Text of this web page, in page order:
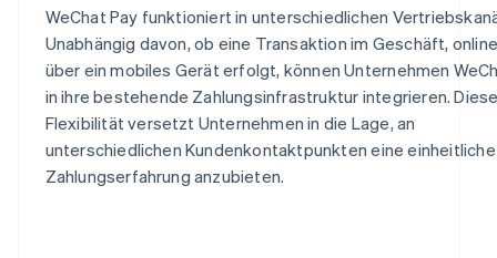
WeChat Pay funktioniert in unterschiedlichen
Unabhängig davon, ob eine Transaktion im Geschäft,
über ein mobiles Gerät erfolgt, können Unternehmen
in ihre bestehende Zahlungsinfrastruktur integrieren.
Flexibilität versetzt Unternehmen in die Lage, an
unterschiedlichen Kundenkontaktpunkten eine einheitliche
Zahlungserfahrung anzubieten.